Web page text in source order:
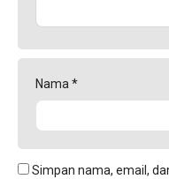
Nama *
Simpan nama, email,